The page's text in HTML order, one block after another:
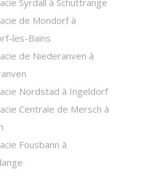
Syrdall à Schuttrange
de Mondorf à
les-Bains
de Niederanven à
Nordstad à Ingeldorf
Centrale de Mersch à
Fousbann à